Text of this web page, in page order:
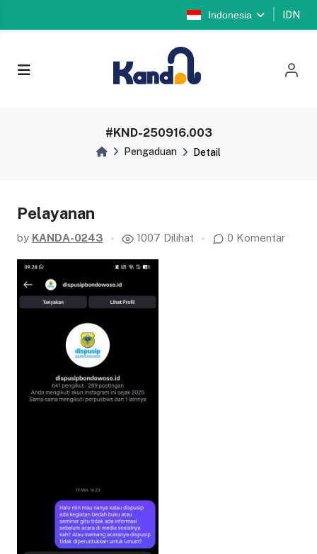
Indonesia IDN
#KND-250916.003
Pengaduan Detail
Pelayanan
by KANDA-0243 1007 Dilihat 0 Komentar